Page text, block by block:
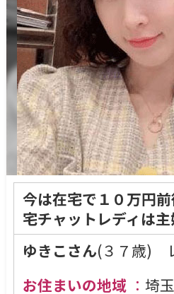
今は在宅で１０万円
宅チャットレディは
ゆきこさん(３７歳)
お住まいの地域： 埼